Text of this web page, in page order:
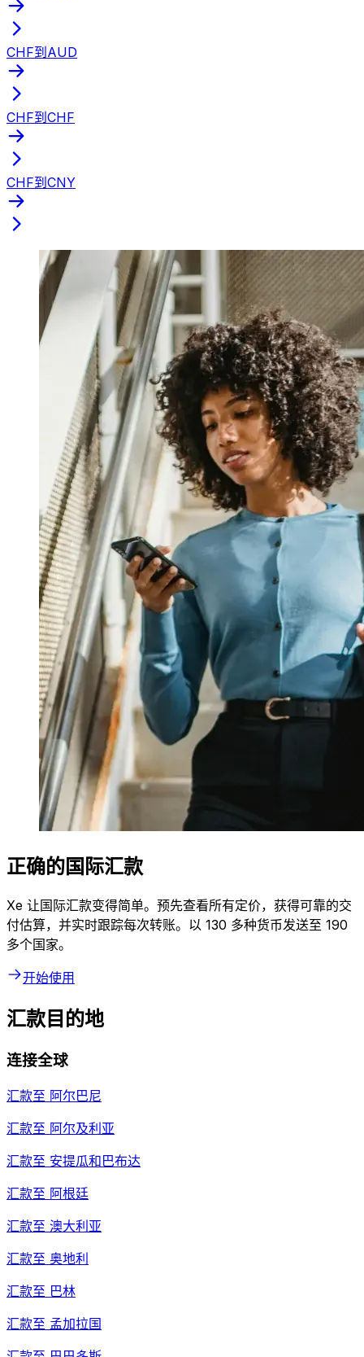
CHF到AUD
CHF到CHF
CHF到CNY
正确的国际汇款
Xe 让国际汇款变得简单。预先查看所有定价，获得可靠的交
付估算，并实时跟踪每次转账。以 130 多种货币发送至 190
多个国家。
开始使用
汇款目的地
连接全球
汇款至 阿尔巴尼
汇款至 阿尔及利亚
汇款至 安提瓜和巴布达
汇款至 阿根廷
汇款至 澳大利亚
汇款至 奥地利
汇款至 巴林
汇款至 孟加拉国